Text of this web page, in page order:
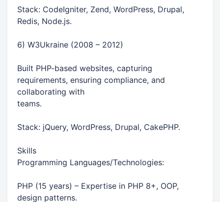
Stack: CodeIgniter, Zend, WordPress, Drupal,
Redis, Node.js.
6) W3Ukraine (2008 – 2012)
Built PHP-based websites, capturing
requirements, ensuring compliance, and
collaborating with
teams.
Stack: jQuery, WordPress, Drupal, CakePHP.
Skills
Programming Languages/Technologies:
PHP (15 years) – Expertise in PHP 8+, OOP,
design patterns.